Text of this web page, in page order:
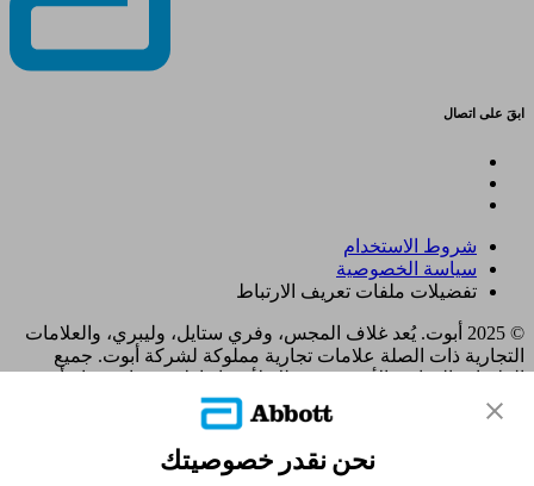
ابقَ على اتصال
شروط الاستخدام
سياسة الخصوصية
تفضيلات ملفات تعريف الارتباط
© 2025 أبوت. يُعد غلاف المجس، وفري ستايل، وليبري، والعلامات
التجارية ذات الصلة علامات تجارية مملوكة لشركة أبوت. جميع
العلامات التجارية الأخرى هي ملك لأصحابها. لا يجوز استخدام أي
علامة تجارية، أو اسم تجاري، أو تصميم تجاري مملوك لشركة أبوت
على هذا الموقع دون الحصول على تصريح كتابي مسبق من شركة
أبوت لابوراتوريز، باستثناء تحديد المنتج أو الخدمات التابعة للشركة.
تم تصميم هذا الموقع والمعلومات الواردة فيه للاستخدام من قبل
نحن نقدر خصوصيتك